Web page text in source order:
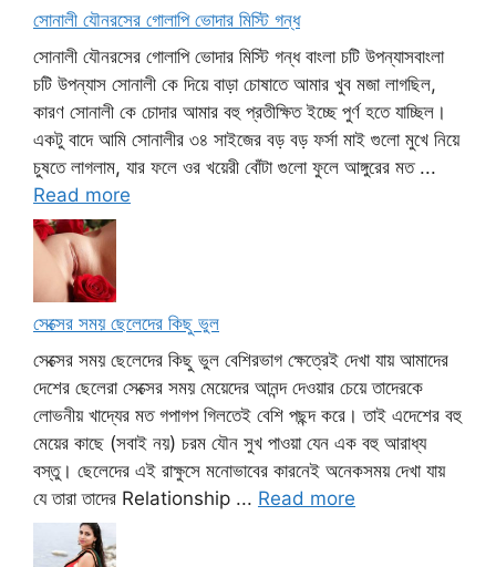
সোনালী যৌনরসের গোলাপি ভোদার মিস্টি গন্ধ
সোনালী যৌনরসের গোলাপি ভোদার মিস্টি গন্ধ বাংলা চটি উপন্যাসবাংলা
চটি উপন্যাস সোনালী কে দিয়ে বাড়া চোষাতে আমার খুব মজা লাগছিল,
কারণ সোনালী কে চোদার আমার বহু প্রতীক্ষিত ইচ্ছে পুর্ণ হতে যাচ্ছিল।
একটু বাদে আমি সোনালীর ৩৪ সাইজের বড় বড় ফর্সা মাই গুলো মুখে নিয়ে
চুষতে লাগলাম, যার ফলে ওর খয়েরী বোঁটা গুলো ফুলে আঙ্গুরের মত ...
Read more
সেক্সের সময় ছেলেদের কিছু ভুল
সেক্সের সময় ছেলেদের কিছু ভুল বেশিরভাগ ক্ষেত্রেই দেখা যায় আমাদের
দেশের ছেলেরা সেক্সের সময় মেয়েদের আনন্দ দেওয়ার চেয়ে তাদেরকে
লোভনীয় খাদ্যের মত গপাগপ গিলতেই বেশি পছন্দ করে। তাই এদেশের বহু
মেয়ের কাছে (সবাই নয়) চরম যৌন সুখ পাওয়া যেন এক বহু আরাধ্য
বস্তু। ছেলেদের এই রাক্ষুসে মনোভাবের কারনেই অনেকসময় দেখা যায়
যে তারা তাদের Relationship ... Read more